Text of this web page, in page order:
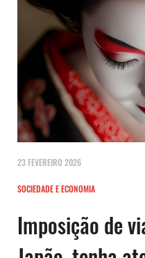
23 FEVEREIRO 2026
SOCIEDADE E ECONOMIA
Imposição de